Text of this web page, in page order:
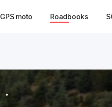
GPS moto Roadbooks